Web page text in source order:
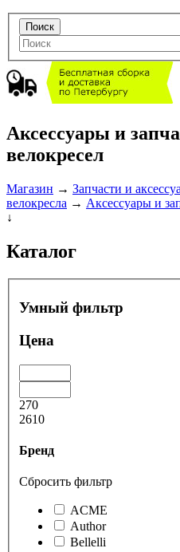
Аксессуары и
велокресел
Магазин → Запчасти и
велокресла → Аксессуары и
↓
Каталог
Умный фильтр
Цена
270
2610
Бренд
Сбросить фильтр
ACME
Author
Bellelli